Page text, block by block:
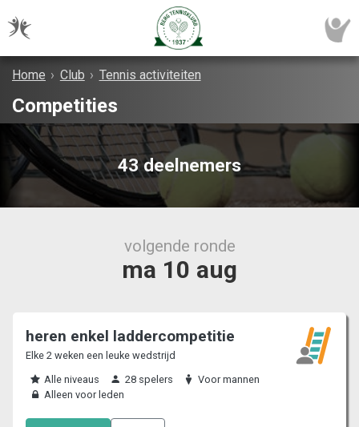
Home › Club › Tennis activiteiten
Competities
43 deelnemers
volgende ronde
ma 10 aug
heren enkel laddercompetitie
Elke 2 weken een leuke wedstrijd
Alle niveaus
28 spelers
Voor mannen
Alleen voor leden